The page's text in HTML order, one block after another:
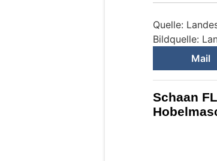
Quelle:
Bildquelle:
Mail
Schaan